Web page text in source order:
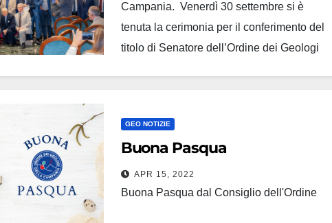
Campania. Venerdì 30 settembre si è
tenuta la cerimonia per il conferimento del
titolo di Senatore dell’Ordine dei Geologi
senatore dell’Ordine è un vero e proprio…
GEO NOTIZIE
Buona Pasqua
APR 15, 2022
Buona Pasqua dal Consiglio dell'Ordine